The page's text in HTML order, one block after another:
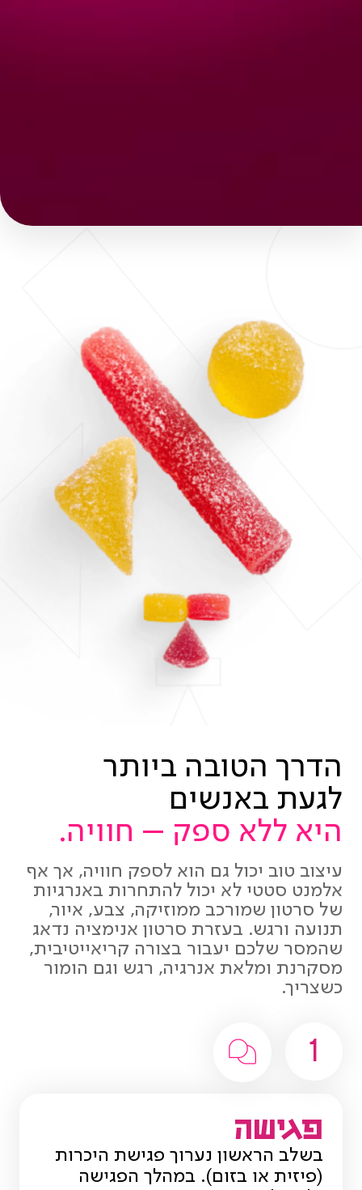
הדרך הטובה ביותר
לגעת באנשים
היא ללא ספק – חוויה.
עיצוב טוב יכול גם הוא לספק חוויה, אך אף
אלמנט סטטי לא יכול להתחרות באנרגיות
של סרטון שמורכב ממוזיקה, צבע, איור,
תנועה ורגש. בעזרת סרטון אנימציה נדאג
שהמסר שלכם יעבור בצורה קריאייטיבית,
מסקרנת ומלאת אנרגיה, רגש וגם הומור
כשצריך.
פגישה
בשלב הראשון נערוך פגישת היכרות
(פיזית או בזום). במהלך הפגישה
1